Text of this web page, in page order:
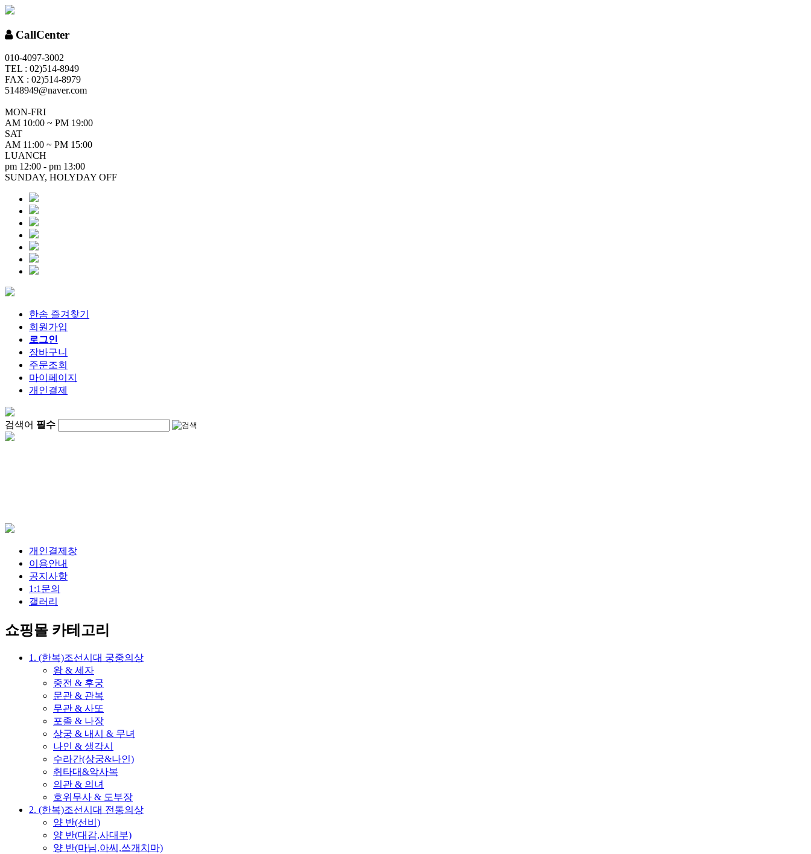
CallCenter
010-4097-3002
TEL : 02)514-8949
FAX : 02)514-8979
5148949@naver.com
MON-FRI
AM 10:00 ~ PM 19:00
SAT
AM 11:00 ~ PM 15:00
LUANCH
pm 12:00 - pm 13:00
SUNDAY, HOLYDAY OFF
한솜 즐겨찾기
회원가입
로그인
장바구니
주문조회
마이페이지
개인결제
검색어 필수
개인결제창
이용안내
공지사항
1:1문의
갤러리
쇼핑몰 카테고리
1. (한복)조선시대 궁중의상
왕 & 세자
중전 & 후궁
문관 & 관복
무관 & 사또
포졸 & 나장
상궁 & 내시 & 무녀
나인 & 생각시
수라간(상궁&나인)
취타대&악사복
의관 & 의녀
호위무사 & 도부장
2. (한복)조선시대 전통의상
양 반(선비)
양 반(대감,사대부)
양 반(마님,아씨,쓰개치마)